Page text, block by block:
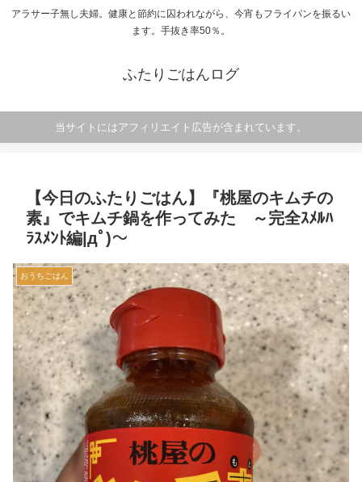
アラサー子無し夫婦。健康と節約に囚われながら、今宵もフライパンを振るい
ます。手抜き率50％。
ふたりごはんログ
当サイトにはアフィリエイト広告が含まれています。
【今日のふたりごはん】『桃屋のキムチの
素』でキムチ鍋を作ってみた ～完全ｽﾒﾙﾊ
ﾗｽﾒﾝﾄ編|дﾟ)～
おうちごはん